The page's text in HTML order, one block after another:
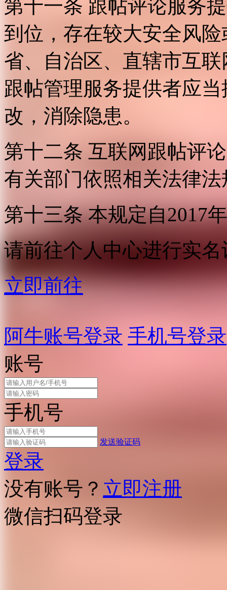
第十一条 跟帖评论服务
到位，存在较大安全风
省、自治区、直辖市互
跟帖管理服务提供者应
改，消除隐患。
第十二条 互联网跟帖评
有关部门依照相关法律
第十三条 本规定自2017
请前往个人中心进行实名
立即前往
阿牛账号登录 手机号登录
账号
手机号
发送验证码
登录
没有账号？ 立即注册
微信扫码登录